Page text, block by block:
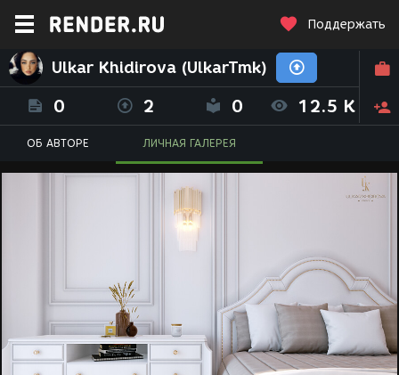
Поддержать
Ulkar Khidirova (UlkarTmk)
0 2 0 12.5 K
ОБ АВТОРЕ ЛИЧНАЯ ГАЛЕРЕЯ